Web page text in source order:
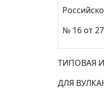
№ 16 от
ТИПОВАЯ
ДЛЯ